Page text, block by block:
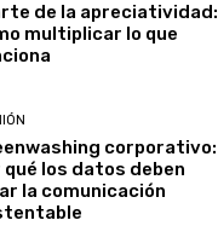
de la apreciatividad:
multiplicar lo que
corporativo:
qué los datos deben
la comunicación